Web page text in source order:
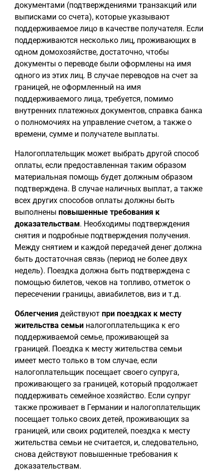
документами (подтверждениями транзакций или
выписками со счета), которые указывают
поддерживаемое лицо в качестве получателя. Если
поддерживаются несколько лиц, проживающих в
одном домохозяйстве, достаточно, чтобы
документы о переводе были оформлены на имя
одного из этих лиц. В случае переводов на счет за
границей, не оформленный на имя
поддерживаемого лица, требуется, помимо
внутренних платежных документов, справка банка
о полномочиях на управление счетом, а также о
времени, сумме и получателе выплаты.
Налогоплательщик может выбрать другой способ
оплаты, если предоставленная таким образом
материальная помощь будет должным образом
подтверждена. В случае наличных выплат, а также
всех других способов оплаты должны быть
выполнены повышенные требования к
доказательствам. Необходимы подтверждения
снятия и подробные подтверждения получения.
Между снятием и каждой передачей денег должна
быть достаточная связь (период не более двух
недель). Поездка должна быть подтверждена с
помощью билетов, чеков на топливо, отметок о
пересечении границы, авиабилетов, виз и т.д.
Облегчения действуют при поездках к месту
жительства семьи налогоплательщика к его
поддерживаемой семье, проживающей за
границей. Поездка к месту жительства семьи
имеет место только в том случае, если
налогоплательщик посещает своего супруга,
проживающего за границей, который продолжает
поддерживать семейное хозяйство. Если супруг
также проживает в Германии и налогоплательщик
посещает только своих детей, проживающих за
границей, или своих родителей, поездка к месту
жительства семьи не считается, и, следовательно,
снова действуют повышенные требования к
доказательствам.